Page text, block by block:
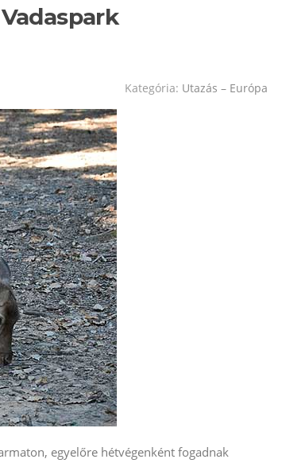
Kategória: Utazás – Európa
egyelőre hétvégenként fogadnak